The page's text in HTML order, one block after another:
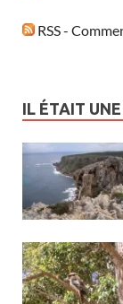
RSS -
IL ÉTAIT